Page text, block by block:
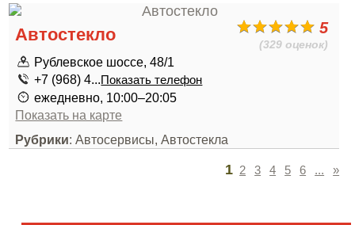
5
(329 оценок)
Автостекло
Рублевское шоссе, 48/1
+7 (968) 4...Показать телефон
ежедневно, 10:00–20:05
Показать на карте
Рубрики: Автосервисы, Автостекла
1 2 3 4 5 6 ... »